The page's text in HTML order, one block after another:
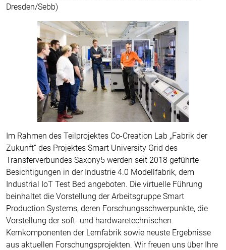
Dresden/Sebb)
Im Rahmen des Teilprojektes Co-Creation Lab „Fabrik der
Zukunft“ des Projektes Smart University Grid des
Transferverbundes Saxony5 werden seit 2018 geführte
Besichtigungen in der Industrie 4.0 Modellfabrik, dem
Industrial IoT Test Bed angeboten. Die virtuelle Führung
beinhaltet die Vorstellung der Arbeitsgruppe Smart
Production Systems, deren Forschungsschwerpunkte, die
Vorstellung der soft- und hardwaretechnischen
Kernkomponenten der Lernfabrik sowie neuste Ergebnisse
aus aktuellen Forschungsprojekten. Wir freuen uns über Ihre